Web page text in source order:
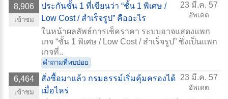
8,906
เข้าชม
ประกันชั้น 1 ที่เขียนว่า “ชั้น 1 พิเศษ /
Low Cost / สำเร็จรูป” คืออะไร
23 มี.ค. 57
อัพเดต
ในหน้าผลลัพธ์การเช็คราคา ระบบอาจแสดงแพก
เกจ “ชั้น 1 พิเศษ / Low Cost / สำเร็จรูป” ซึ่งเป็นแพก
เกจที่..
คำถามที่พบบ่อย
6,464
เข้าชม
สั่งซื้อมาแล้ว กรมธรรม์เริ่มคุ้มครองได้
เมื่อไหร่
23 มี.ค. 57
อัพเดต